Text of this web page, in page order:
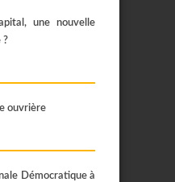
une nouvelle
?
ouvrière
Démocratique à